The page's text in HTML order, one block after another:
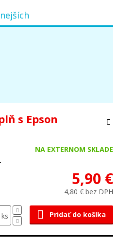
s Epson
NA EXTERNOM SKLADE
5,90 €
4,80 € bez DPH
ks Pridať do košíka